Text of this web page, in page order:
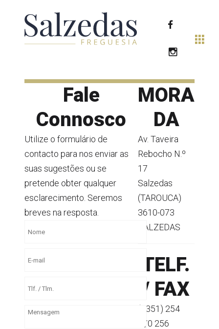
Fale
Connosco
Utilize o formulário de
contacto para nos enviar as
suas sugestões ou se
pretende obter qualquer
esclarecimento. Seremos
breves na resposta.
MORA
DA
Av. Taveira
Rebocho N.º
17
Salzedas
(TAROUCA)
3610-073
SALZEDAS
TELF.
/ FAX
(+351) 254
670 256